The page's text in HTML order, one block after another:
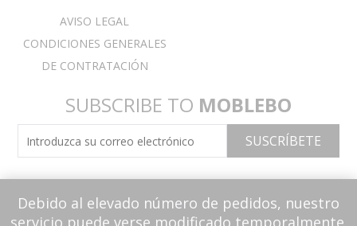
AVISO LEGAL
CONDICIONES GENERALES
DE CONTRATACIÓN
SUBSCRIBE TO MOBLEBO
Debido al elevado número de pedidos, nuestro
servicio puede verse modificado temporalmente.